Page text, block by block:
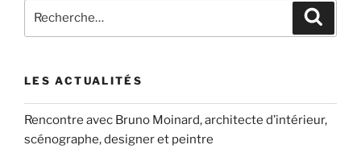
pour
LES ACTUALITÉS
Rencontre avec Bruno Moinard, architecte d’intérieur,
scénographe, designer et peintre